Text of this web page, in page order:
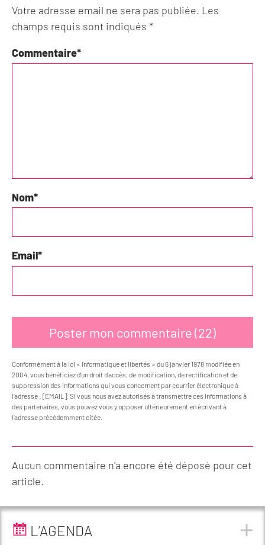
Votre adresse email ne sera pas publiée. Les
champs requis sont indiqués *
Commentaire*
Nom*
Email*
Conformément à la loi « informatique et libertés » du 6 janvier 1978 modifiée en
2004, vous bénéficiez d’un droit d’accès, de modification, de rectification et de
suppression des informations qui vous concernent par courrier électronique à
l’adresse : [EMAIL]. Si vous nous avez autorisés à transmettre ces informations à
des partenaires, vous pouvez vous y opposer ultérieurement en écrivant à
l’adresse précédemment citée.
Aucun commentaire n'a encore été déposé pour cet
article.
L’AGENDA